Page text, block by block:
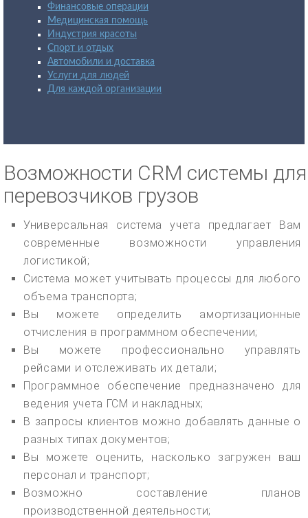
Финансовые операции
Медицинская помощь
Индустрия красоты
Спорт и отдых
Автомобили и доставка
Услуги для людей
Для каждой организации
Возможности CRM системы для
перевозчиков грузов
Универсальная система учета предлагает Вам
современные возможности управления
логистикой;
Система может учитывать процессы для любого
объема транспорта;
Вы можете определить амортизационные
отчисления в программном обеспечении;
Вы можете профессионально управлять
рейсами и отслеживать их детали;
Программное обеспечение предназначено для
ведения учета ГСМ и накладных;
В запросы клиентов можно добавлять данные о
разных типах документов;
Вы можете оценить, насколько загружен ваш
персонал и транспорт;
Возможно составление планов
производственной деятельности;